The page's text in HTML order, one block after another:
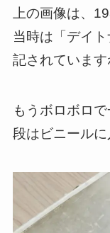
上の画像は、
当時は「デイ
記されています
もうボロボロ
段はビニールに